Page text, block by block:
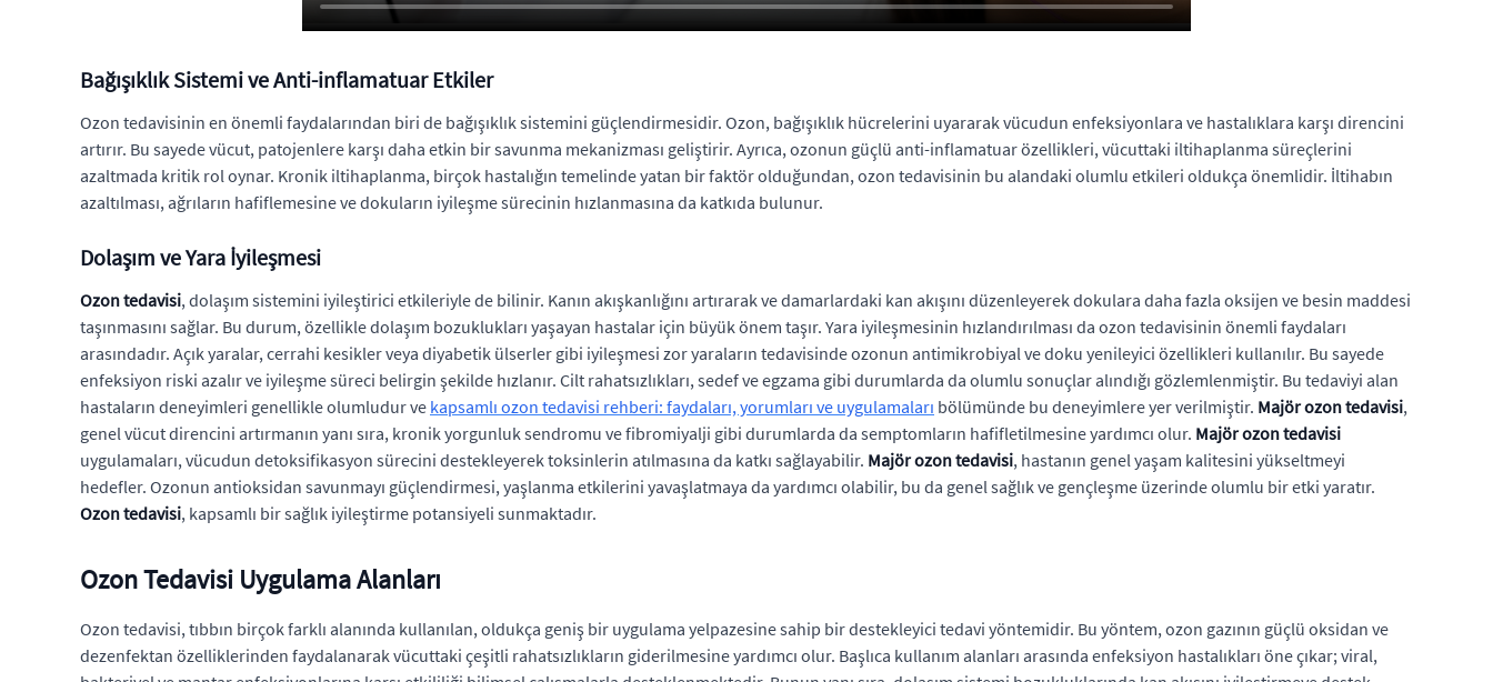
Bağışıklık Sistemi ve Anti-inflamatuar Etkiler
Ozon tedavisinin en önemli faydalarından biri de bağışıklık sistemini güçlendirmesidir. Ozon, bağışıklık hücrelerini uyararak vücudun enfeksiyonlara ve hastalıklara karşı direncini
artırır. Bu sayede vücut, patojenlere karşı daha etkin bir savunma mekanizması geliştirir. Ayrıca, ozonun güçlü anti-inflamatuar özellikleri, vücuttaki iltihaplanma süreçlerini
azaltmada kritik rol oynar. Kronik iltihaplanma, birçok hastalığın temelinde yatan bir faktör olduğundan, ozon tedavisinin bu alandaki olumlu etkileri oldukça önemlidir. İltihabın
azaltılması, ağrıların hafiflemesine ve dokuların iyileşme sürecinin hızlanmasına da katkıda bulunur.
Dolaşım ve Yara İyileşmesi
Ozon tedavisi, dolaşım sistemini iyileştirici etkileriyle de bilinir. Kanın akışkanlığını artırarak ve damarlardaki kan akışını düzenleyerek dokulara daha fazla oksijen ve besin maddesi
taşınmasını sağlar. Bu durum, özellikle dolaşım bozuklukları yaşayan hastalar için büyük önem taşır. Yara iyileşmesinin hızlandırılması da ozon tedavisinin önemli faydaları
arasındadır. Açık yaralar, cerrahi kesikler veya diyabetik ülserler gibi iyileşmesi zor yaraların tedavisinde ozonun antimikrobiyal ve doku yenileyici özellikleri kullanılır. Bu sayede
enfeksiyon riski azalır ve iyileşme süreci belirgin şekilde hızlanır. Cilt rahatsızlıkları, sedef ve egzama gibi durumlarda da olumlu sonuçlar alındığı gözlemlenmiştir. Bu tedaviyi alan
hastaların deneyimleri genellikle olumludur ve kapsamlı ozon tedavisi rehberi: faydaları, yorumları ve uygulamaları bölümünde bu deneyimlere yer verilmiştir. Majör ozon tedavisi,
genel vücut direncini artırmanın yanı sıra, kronik yorgunluk sendromu ve fibromiyalji gibi durumlarda da semptomların hafifletilmesine yardımcı olur. Majör ozon tedavisi
uygulamaları, vücudun detoksifikasyon sürecini destekleyerek toksinlerin atılmasına da katkı sağlayabilir. Majör ozon tedavisi, hastanın genel yaşam kalitesini yükseltmeyi
hedefler. Ozonun antioksidan savunmayı güçlendirmesi, yaşlanma etkilerini yavaşlatmaya da yardımcı olabilir, bu da genel sağlık ve gençleşme üzerinde olumlu bir etki yaratır.
Ozon tedavisi, kapsamlı bir sağlık iyileştirme potansiyeli sunmaktadır.
Ozon Tedavisi Uygulama Alanları
Ozon tedavisi, tıbbın birçok farklı alanında kullanılan, oldukça geniş bir uygulama yelpazesine sahip bir destekleyici tedavi yöntemidir. Bu yöntem, ozon gazının güçlü oksidan ve
dezenfektan özelliklerinden faydalanarak vücuttaki çeşitli rahatsızlıkların giderilmesine yardımcı olur. Başlıca kullanım alanları arasında enfeksiyon hastalıkları öne çıkar; viral,